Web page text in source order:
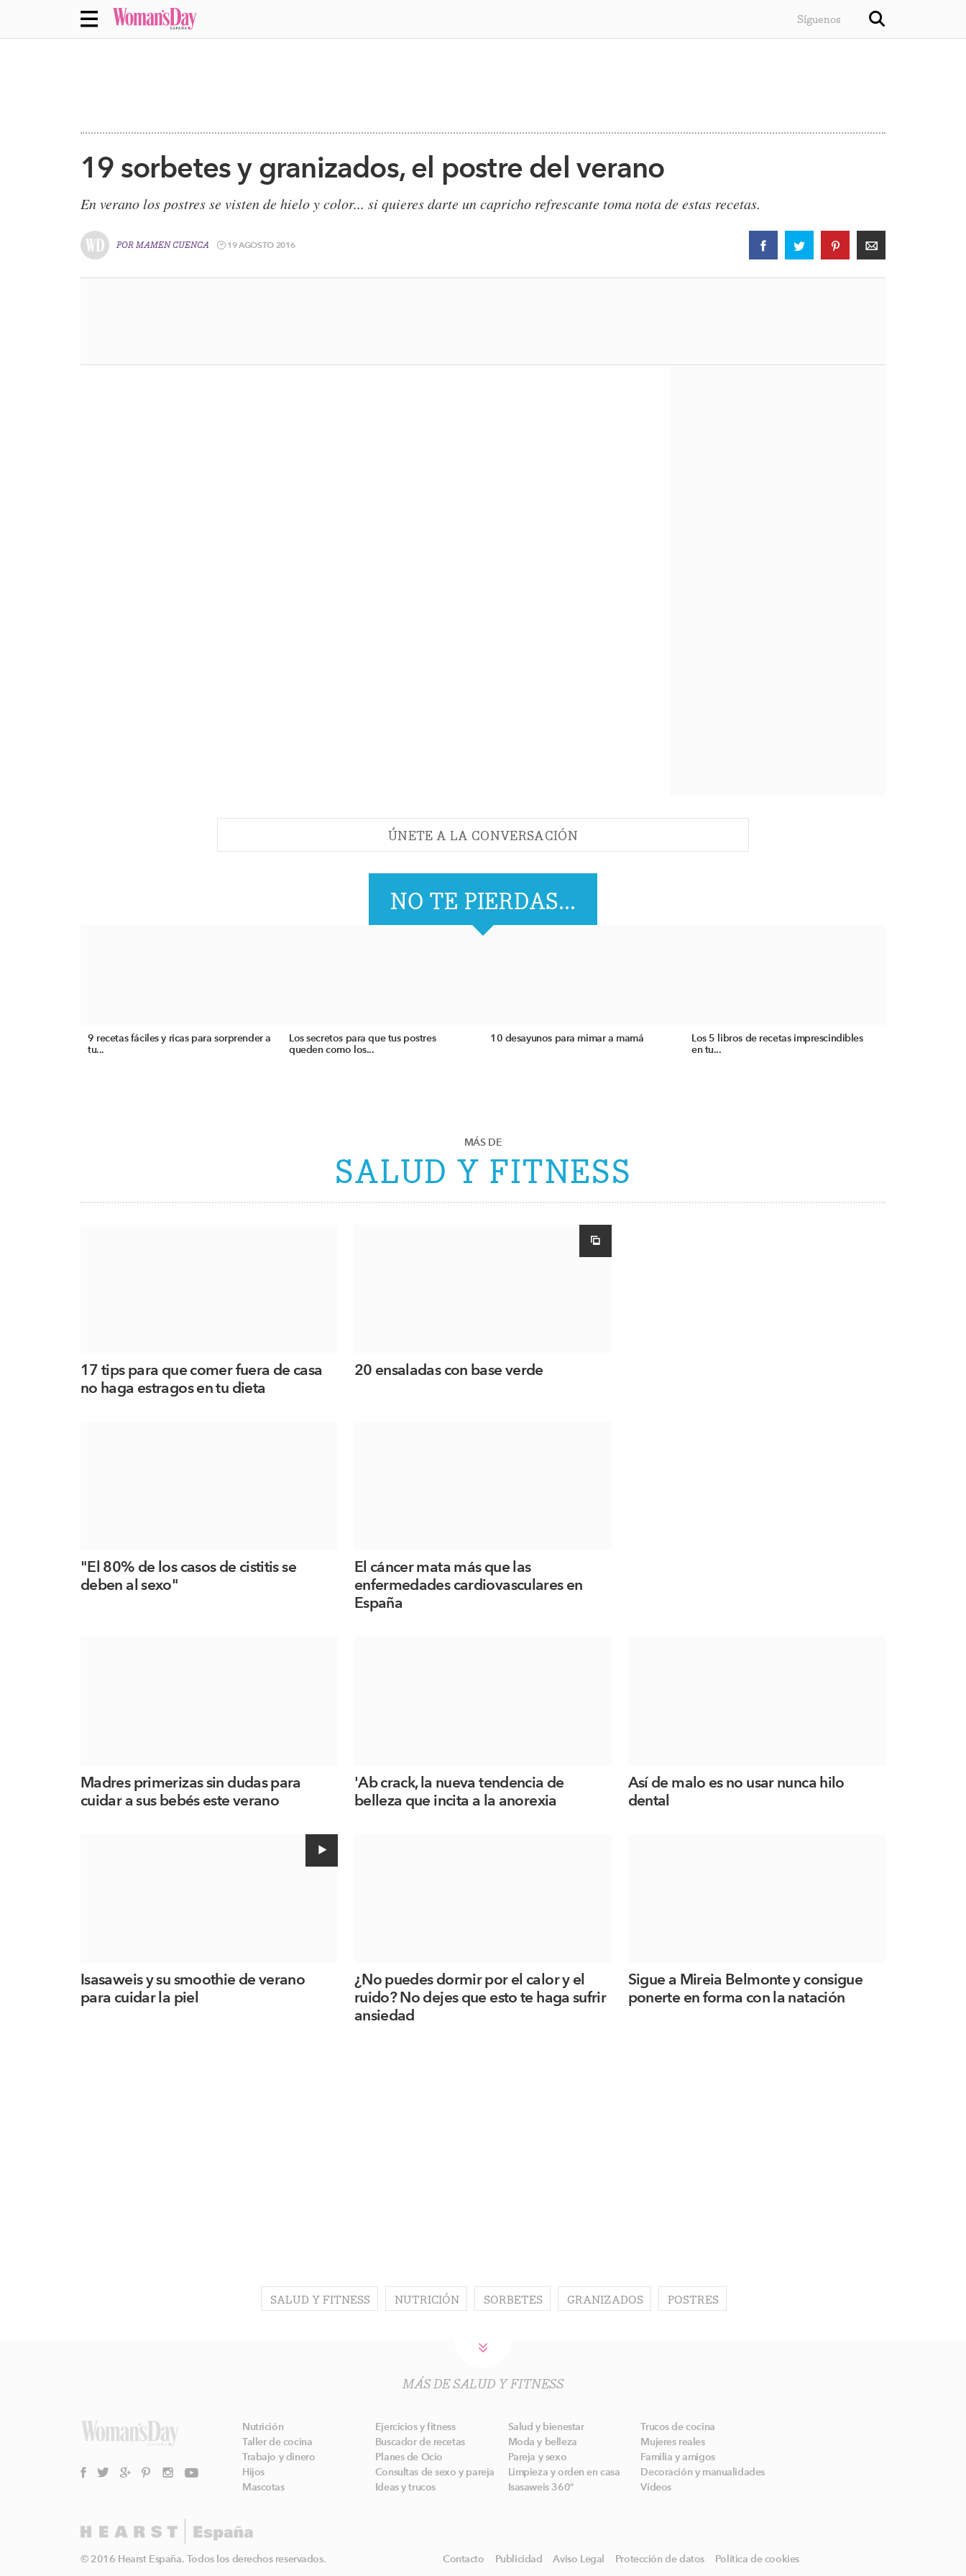
Síguenos
19 sorbetes y granizados, el postre del verano
​​En verano los postres se visten de hielo y color... si quieres darte un capricho refrescante toma nota de estas recetas.
POR MAMEN CUENCA 19 AGOSTO 2016
ÚNETE A LA CONVERSACIÓN
NO TE PIERDAS...
9 recetas fáciles y ricas para sorprender a
tu...
Los secretos para que tus postres
queden como los...
10 desayunos para mimar a mamá
Los 5 libros de recetas imprescindibles
en tu...
MÁS DE
SALUD Y FITNESS
17 tips para que comer fuera de casa
no haga estragos en tu dieta
20 ensaladas con base verde
"El 80% de los casos de cistitis se
deben al sexo"
El cáncer mata más que las
enfermedades cardiovasculares en
España
Madres primerizas sin dudas para
cuidar a sus bebés este verano
'Ab crack, la nueva tendencia de
belleza que incita a la anorexia
Así de malo es no usar nunca hilo
dental
Isasaweis y su smoothie de verano
para cuidar la piel
¿No puedes dormir por el calor y el
ruido? No dejes que esto te haga sufrir
ansiedad
Sigue a Mireia Belmonte y consigue
ponerte en forma con la natación
SALUD Y FITNESS NUTRICIÓN SORBETES GRANIZADOS POSTRES
MÁS DE SALUD Y FITNESS
Nutrición Ejercicios y fitness Salud y bienestar
Trucos de cocina
Taller de cocina
Buscador de recetas Moda y belleza
Mujeres reales
Trabajo y dinero
Planes de Ocio Pareja y sexo
Familia y amigos
Hijos
Consultas de sexo y pareja Limpieza y orden en casa
Decoración y manualidades
Mascotas
Ideas y trucos Isasaweis 360º Vídeos
© 2016 Hearst España. Todos los derechos reservados. Contacto Publicidad Aviso Legal Protección de datos Política de cookies